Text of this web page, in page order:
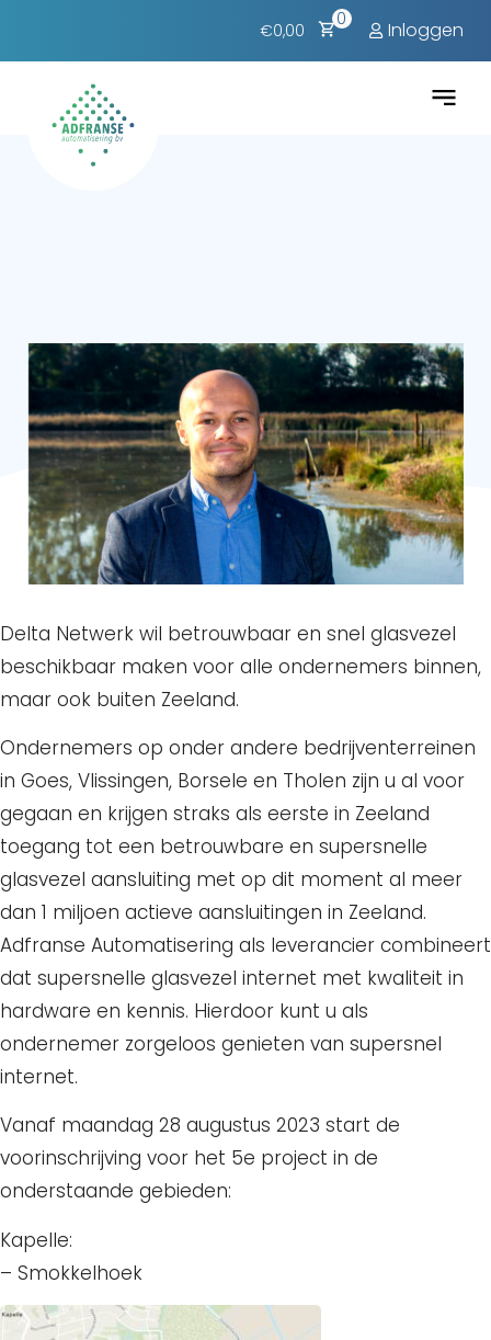
0
€0,00 Inloggen
Delta Netwerk wil betrouwbaar en snel glasvezel
beschikbaar maken voor alle ondernemers binnen,
maar ook buiten Zeeland.
Ondernemers op onder andere bedrijventerreinen
in Goes, Vlissingen, Borsele en Tholen zijn u al voor
gegaan en krijgen straks als eerste in Zeeland
toegang tot een betrouwbare en supersnelle
glasvezel aansluiting met op dit moment al meer
dan 1 miljoen actieve aansluitingen in Zeeland.
Adfranse Automatisering als leverancier combineert
dat supersnelle glasvezel internet met kwaliteit in
hardware en kennis. Hierdoor kunt u als
ondernemer zorgeloos genieten van supersnel
internet.
Vanaf maandag 28 augustus 2023 start de
voorinschrijving voor het 5e project in de
onderstaande gebieden:
Kapelle:
– Smokkelhoek